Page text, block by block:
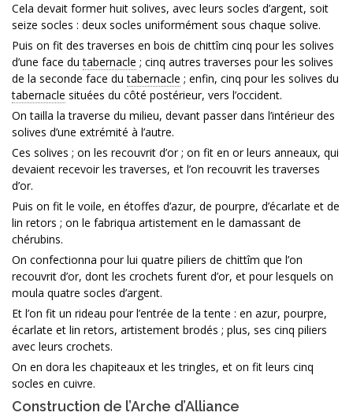
Cela devait former huit solives, avec leurs socles d’argent, soit
seize socles : deux socles uniformément sous chaque solive.
Puis on fit des traverses en bois de chittîm cinq pour les solives
d’une face dutabernacle ; cinq autres traverses pour les solives
de la seconde face dutabernacle ; enfin, cinq pour les solives du
tabernacle situées du côté postérieur, vers l’occident.
On tailla la traverse du milieu, devant passer dans l’intérieur des
solives d’une extrémité à l’autre.
Ces solives ; on les recouvrit d’or ; on fit en or leurs anneaux, qui
devaient recevoir les traverses, et l’on recouvrit les traverses
d’or.
Puis on fit le voile, en étoffes d’azur, de pourpre, d’écarlate et de
lin retors ; on le fabriqua artistement en le damassant de
chérubins.
On confectionna pour lui quatre piliers de chittîm que l’on
recouvrit d’or, dont les crochets furent d’or, et pour lesquels on
moula quatre socles d’argent.
Et l’on fit un rideau pour l’entrée de la tente : en azur, pourpre,
écarlate et lin retors, artistement brodés ; plus, ses cinq piliers
avec leurs crochets.
On en dora les chapiteaux et les tringles, et on fit leurs cinq
socles en cuivre.
Construction de l’Arche d’Alliance